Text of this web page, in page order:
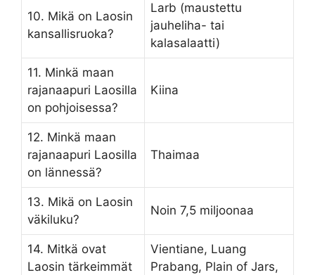
10. Mikä on Laosin
kansallisruoka?
Larb (maustettu
jauheliha- tai
kalasalaatti)
11. Minkä maan
rajanaapuri Laosilla
on pohjoisessa?
Kiina
12. Minkä maan
rajanaapuri Laosilla
on lännessä?
Thaimaa
13. Mikä on Laosin
väkiluku?
Noin 7,5 miljoonaa
14. Mitkä ovat
Laosin tärkeimmät
Vientiane, Luang
Prabang, Plain of Jars,